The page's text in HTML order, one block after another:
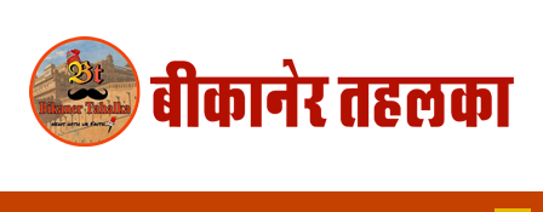
content